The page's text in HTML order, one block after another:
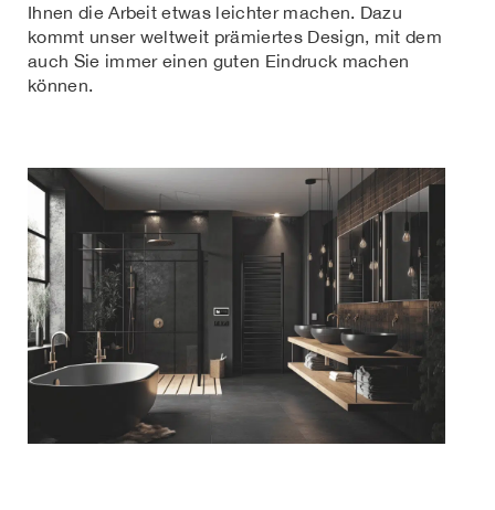
Ihnen die Arbeit etwas leichter machen. Dazu
kommt unser weltweit prämiertes Design, mit dem
auch Sie immer einen guten Eindruck machen
können.